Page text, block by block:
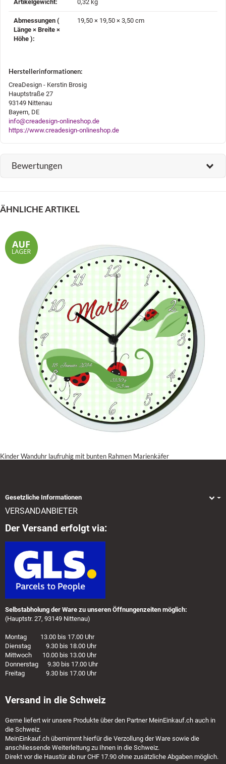
Artikelgewicht‍: 0,32 kg
Abmessungen (
Länge × Breite ×
Höhe )‍:
19,50 × 19,50 × 3,50 cm
Herstellerinformationen:
CreaDesign - Kerstin Brosig
Hauptstraße 27
93149 Nittenau
Bayern, DE
info@creadesign-onlineshop.de
https://www.creadesign-onlineshop.de
Bewertungen
ÄHNLICHE ARTIKEL
Kinder Wanduhr laufruhig mit bunten Rahmen Marienkäfer
Gesetzliche Informationen
VERSANDANBIETER
Der Versand erfolgt via:
Selbstabholung der Ware zu unseren Öffnungenzeiten möglich:
(Hauptstr. 27, 93149 Nittenau)
Montag 13.00 bis 17.00 Uhr
Dienstag 9.30 bis 18.00 Uhr
Mittwoch 10.00 bis 13.00 Uhr
Donnerstag 9.30 bis 17.00 Uhr
Freitag 9.30 bis 17.00 Uhr
Versand in die Schweiz
Gerne liefert wir unsere Produkte über den Partner MeinEinkauf.ch auch in
die Schweiz.
MeinEinkauf.ch übernimmt hierfür die Verzollung der Ware sowie die
anschliessende Weiterleitung zu Ihnen in die Schweiz.
Direkt vor die Haustür ab nur CHF 17.90 ohne zusätzliche Abgaben möglich.